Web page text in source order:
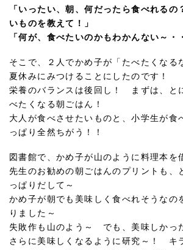
「いったい、朝、何だったら食べれる
いものを教えて！」
「何が、食べたいのかもわかんない～・
そこで、２人でかめ子が「たべたくなる
夏休みにみつけることにしたのです！
栄養のバランスは後回し！ まずは、と
べたくなる朝ごはん！
大人が食べさせたいものと、小学生が食
っぱり全然ちがう！！
図書館で、かめ子が山のように料理本を
先生のお勧めの朝ごはんのプリントも、
っぱりだして～
かめ子が朝でも美味しく食べれそうなの
りました～
失敗作も山のよう～ でも、美味しかっ
さらに美味しくなるように研究～！ キ